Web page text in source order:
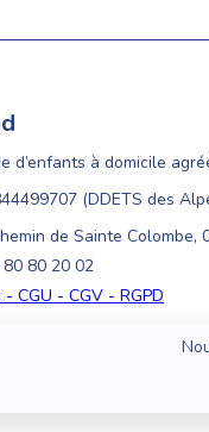
d’enfants à domicile
(DDETS des
de Sainte Colombe,
80 20 02
CGU - CGV - RGPD